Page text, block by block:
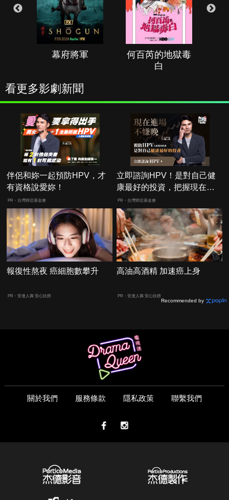
幕府將軍
何百芮的地獄毒
白
看更多影劇新聞
伴侶和妳一起預防HPV，才
有資格說愛妳！
PR・台灣癌症基金會
立即諮詢HPV！是對自己健
康最好的投資，把握現在不
嫌晚！
PR・台灣癌症基金會
報復性熬夜 癌細胞數攀升
PR・安達人壽 安心抗癌
高油高酒精 加速癌上身
PR・安達人壽 安心抗癌
Recommended by
關於我們 服務條款 隱私政策 聯繫我們